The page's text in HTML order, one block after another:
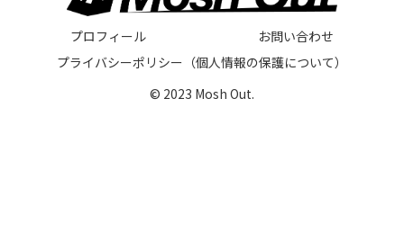
プロフィール
お問い合わせ
プライバシーポリシー（個人情報の保護について）
© 2023 Mosh Out.